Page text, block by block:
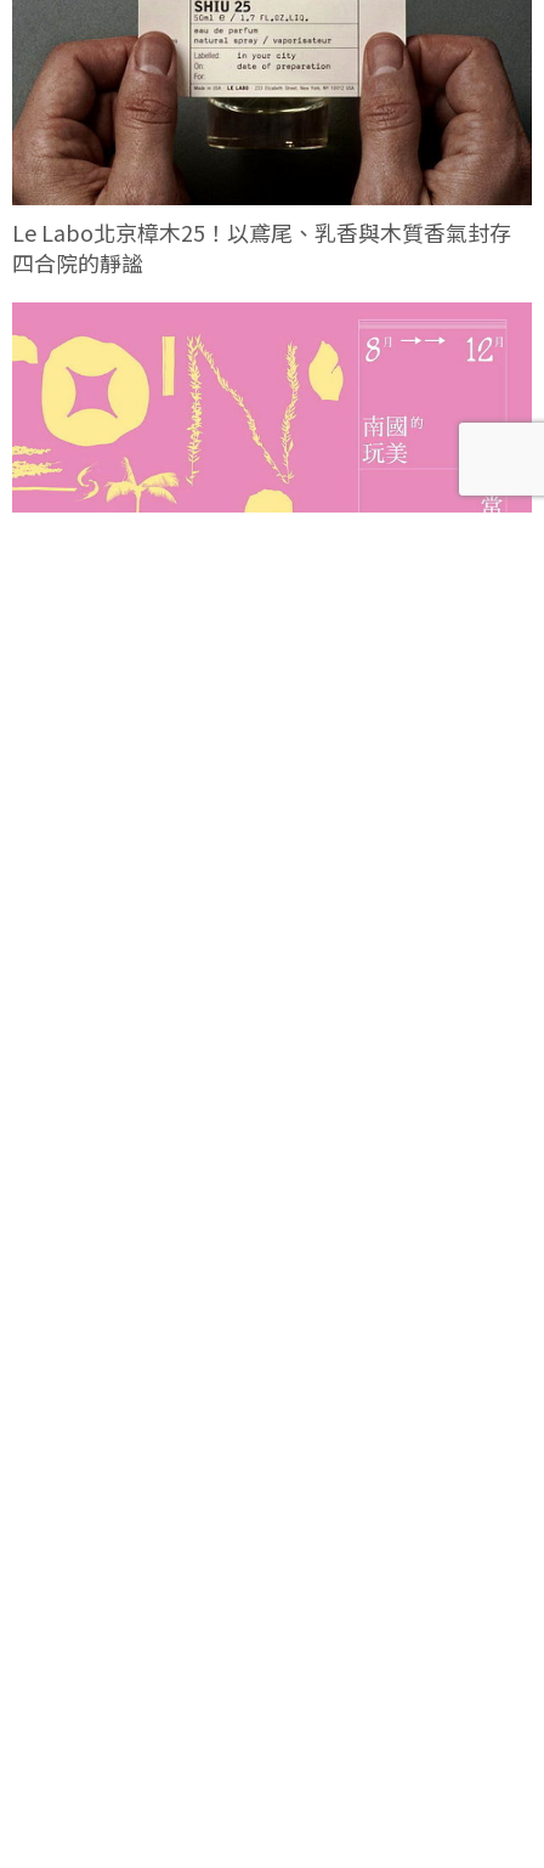
Le Labo北京樟木25！以鳶尾、乳香與木質香氣封存
四合院的靜謐